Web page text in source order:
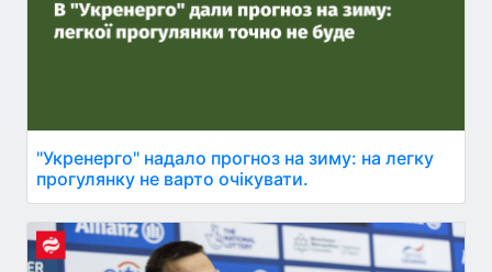
"Укренерго" надало прогноз на зиму: на легку
прогулянку не варто очікувати.